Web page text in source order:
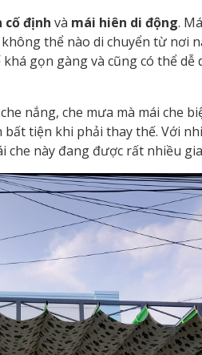
cố định và mái hiên di động.
thể nào di chuyển từ nơi
gọn gàng và cũng có thể dễ
nắng, che mưa mà mái che
tiện khi phải thay thế. Với
che này đang được rất nhiều